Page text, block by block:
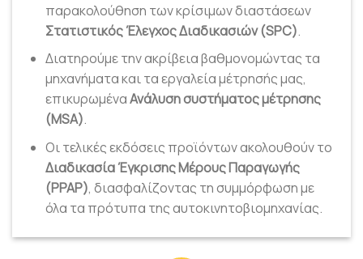
παρακολούθηση των κρίσιμων διαστάσεων
Στατιστικός Έλεγχος Διαδικασιών (SPC).
Διατηρούμε την ακρίβεια βαθμονομώντας τα
μηχανήματα και τα εργαλεία μέτρησής μας,
επικυρωμέναΑνάλυση συστήματος μέτρησης
(MSA).
Οι τελικές εκδόσεις προϊόντων ακολουθούν το
Διαδικασία Έγκρισης Μέρους Παραγωγής
(PPAP), διασφαλίζοντας τη συμμόρφωση με
όλα τα πρότυπα της αυτοκινητοβιομηχανίας.